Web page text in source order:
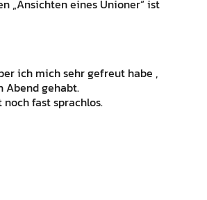
„Ansichten eines Unioner“ ist
ich mich sehr gefreut habe ,
Abend gehabt.
fast sprachlos.